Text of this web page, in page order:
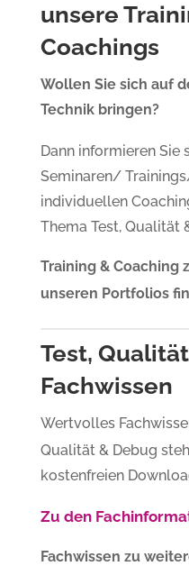
unsere
Coachings
Wollen Sie sich auf
Technik bringen?
Dann informieren Sie
Seminaren/
individuellen
Thema Test, Qualität
Training & Coaching
unseren Portfolios
Test,
Fachwissen
Wertvolles
Qualität & Debug
kostenfreien
Zu den
Fachwissen zu